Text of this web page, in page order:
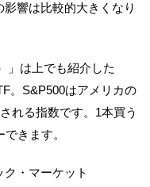
響は比較的大きくなり
」は上でも紹介した
。S&P500はアメリカの
れる指数です。1本買う
きます。
・マーケット